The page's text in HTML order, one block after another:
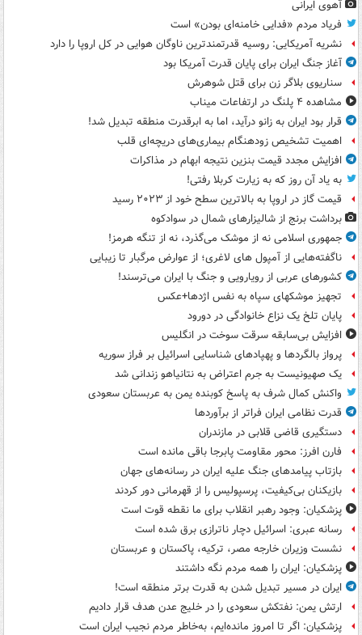
آهوی ایرانی
فریاد مردم «فدایی خامنه‌ای بودن» است
نشریه آمریکایی: روسیه قدرتمندترین ناوگان هوایی در کل اروپا را دارد
آغاز جنگ ایران برای پایان قدرت آمریکا بود
سناریوی بلاگر زن برای قتل شوهرش
مشاهده ۴ پلنگ در ارتفاعات میناب
قرار بود ایران به زانو درآید، اما به ابرقدرت منطقه تبدیل شد!
اهمیت تشخیص زودهنگام بیماری‌های دریچه‌ای قلب
افزایش مجدد قیمت بنزین نتیجه ابهام در مذاکرات
به یاد آن روز که به زیارت کربلا رفتی!
قیمت گاز در اروپا به بالاترین سطح خود از ۲۰۲۳ رسید
برداشت برنج از شالیزارهای شمال در سوادکوه
جمهوری اسلامی نه از موشک می‌گذرد، نه از تنگه هرمز!
ناگفته‌هایی از آمپول های لاغری؛ از عوارض مرگبار تا زیبایی
کشورهای عربی از رویارویی و جنگ با ایران می‌ترسند!
تجهیز موشکهای سپاه به نفس اژدها+عکس
پایان تلخ یک نزاع خانوادگی در دورود
افزایش بی‌سابقه سرقت سوخت در انگلیس
پرواز بالگردها و پهپادهای شناسایی اسرائیل بر فراز سوریه
یک صهیونیست به جرم اعتراض به نتانیاهو زندانی شد
واکنش کمال شرف به پاسخ کوبنده یمن به عربستان سعودی
قدرت نظامی ایران فراتر از برآوردها
دستگیری قاضی قلابی در مازندران
فارن افرز: محور مقاومت پابرجا باقی مانده است
بازتاب پیامدهای جنگ علیه ایران در رسانه‌های جهان
بازیکنان بی‌کیفیت، پرسپولیس را از قهرمانی دور کردند
پزشکیان: وجود رهبر انقلاب برای ما نقطه قوت است
رسانه عبری: اسرائیل دچار ناترازی برق شده است
نشست وزیران خارجه مصر، ترکیه، پاکستان و عربستان
پزشکیان: ایران را همه مردم نگه داشتند
ایران در مسیر تبدیل شدن به قدرت برتر منطقه است!
ارتش یمن: نفتکش سعودی را در خلیج عدن هدف قرار دادیم
پزشکیان: اگر تا امروز مانده‌ایم، به‌خاطر مردم نجیب ایران است